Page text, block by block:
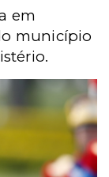
em
município